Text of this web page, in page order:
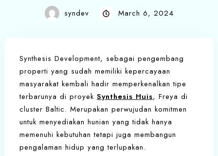
syndev March 6, 2024
Synthesis Development, sebagai pengembang
properti yang sudah memiliki kepercayaan
masyarakat kembali hadir memperkenalkan tipe
terbarunya di proyek Synthesis Huis, Freya di
cluster Baltic. Merupakan perwujudan komitmen
untuk menyediakan hunian yang tidak hanya
memenuhi kebutuhan tetapi juga membangun
pengalaman hidup yang terlupakan.